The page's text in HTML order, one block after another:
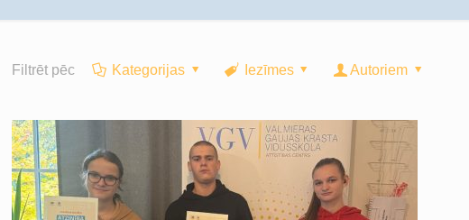
Filtrēt pēc Kategorijas Iezīmes Autoriem